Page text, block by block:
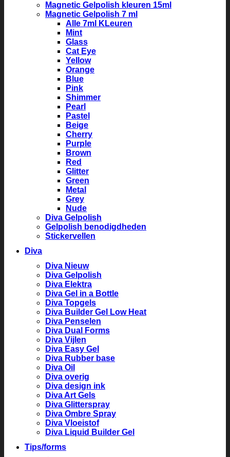
Magnetic Gelpolish kleuren 15ml
Magnetic Gelpolish 7 ml
Alle 7ml KLeuren
Mint
Glass
Cat Eye
Yellow
Orange
Blue
Pink
Shimmer
Pearl
Pastel
Beige
Cherry
Purple
Brown
Red
Glitter
Green
Metal
Grey
Nude
Diva Gelpolish
Gelpolish benodigdheden
Stickervellen
Diva
Diva Nieuw
Diva Gelpolish
Diva Elektra
Diva Gel in a Bottle
Diva Topgels
Diva Builder Gel Low Heat
Diva Penselen
Diva Dual Forms
Diva Vijlen
Diva Easy Gel
Diva Rubber base
Diva Oil
Diva overig
Diva design ink
Diva Art Gels
Diva Glitterspray
Diva Ombre Spray
Diva Vloeistof
Diva Liquid Builder Gel
Tips/forms